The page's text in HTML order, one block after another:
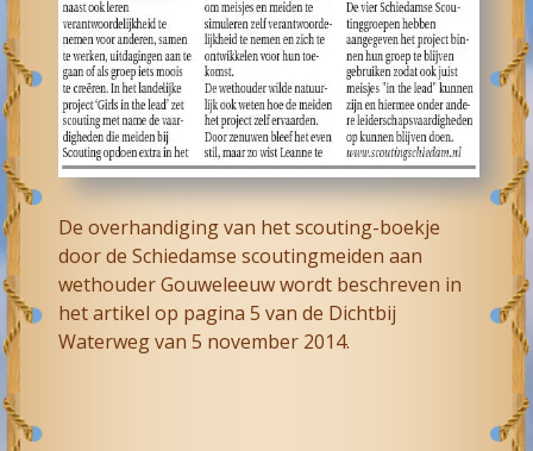
De overhandiging van het scouting-boekje
door deSchiedamse scoutingmeiden aan
wethouder Gouweleeuw wordt beschreven in
het artikel op pagina 5 van de Dichtbij
Waterweg van 5 november 2014.